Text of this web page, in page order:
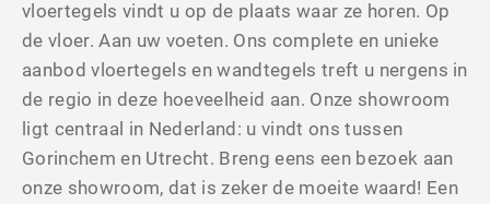
vloertegels vindt u op de plaats waar ze horen. Op
de vloer. Aan uw voeten. Ons complete en unieke
aanbod vloertegels en wandtegels treft u nergens in
de regio in deze hoeveelheid aan. Onze showroom
ligt centraal in Nederland: u vindt ons tussen
Gorinchem en Utrecht. Breng eens een bezoek aan
onze showroom, dat is zeker de moeite waard! Een